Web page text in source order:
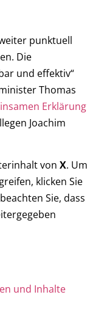
punktuell
Die
und effektiv“
Thomas
Erklärung
Joachim
von X. Um
klicken Sie
Sie, dass
und Inhalte